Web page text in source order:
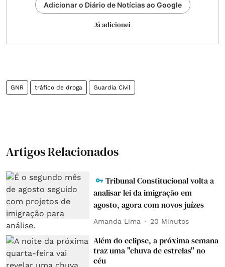
Adicionar o Diário de Notícias ao Google
Já adicionei
GNR tráfico de droga Guardia Civil
Artigos Relacionados
Tribunal Constitucional volta a
analisar lei da imigração em
agosto, agora com novos juízes
Amanda Lima 20 Minutos
Além do eclipse, a próxima semana
traz uma "chuva de estrelas" no
céu